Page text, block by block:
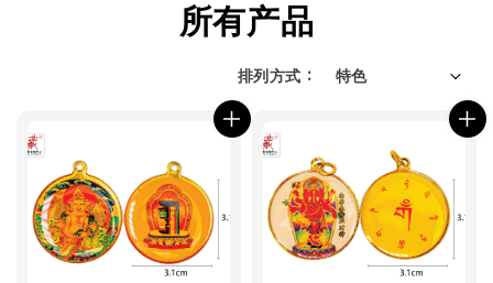
所有产品
排列方式 :